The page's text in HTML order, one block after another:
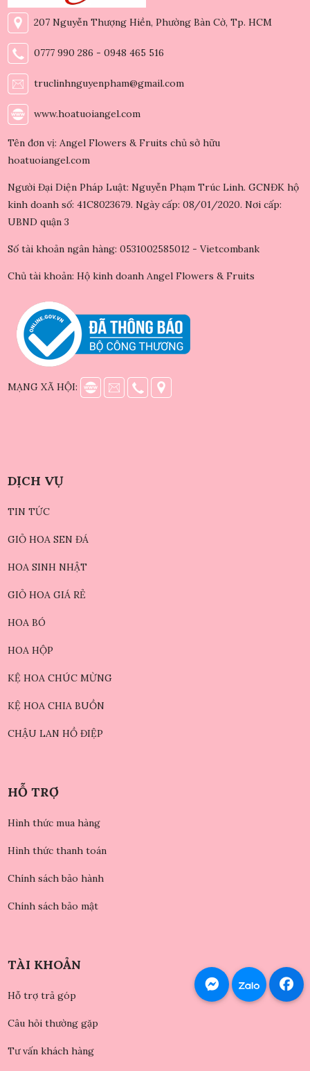
207 Nguyễn Thượng Hiền, Phường Bàn Cờ, Tp. HCM
0777 990 286 - 0948 465 516
truclinhnguyenpham@gmail.com
www.hoatuoiangel.com
Tên đơn vị: Angel Flowers & Fruits chủ sở hữu
hoatuoiangel.com
Người Đại Diện Pháp Luật: Nguyễn Phạm Trúc Linh. GCNĐK hộ
kinh doanh số: 41C8023679. Ngày cấp: 08/01/2020. Nơi cấp:
UBND quận 3
Số tài khoản ngân hàng: 0531002585012 - Vietcombank
Chủ tài khoản: Hộ kinh doanh Angel Flowers & Fruits
MẠNG XÃ HỘI:
DỊCH VỤ
TIN TỨC
GIỎ HOA SEN ĐÁ
HOA SINH NHẬT
GIỎ HOA GIÁ RẺ
HOA BÓ
HOA HỘP
KỆ HOA CHÚC MỪNG
KỆ HOA CHIA BUỒN
CHẬU LAN HỒ ĐIỆP
HỖ TRỢ
Hình thức mua hàng
Hình thức thanh toán
Chính sách bảo hành
Chính sách bảo mật
TÀI KHOẢN
Hỗ trợ trả góp
Câu hỏi thường gặp
Tư vấn khách hàng